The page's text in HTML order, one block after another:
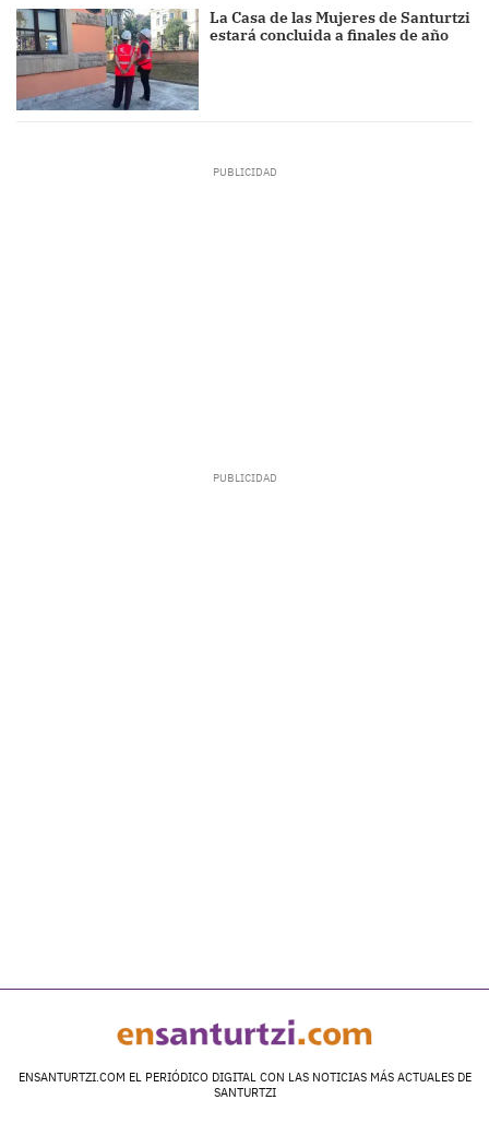
La Casa de las Mujeres de Santurtzi
estará concluida a finales de año
ENSANTURTZI.COM EL PERIÓDICO DIGITAL CON LAS NOTICIAS MÁS ACTUALES DE
SANTURTZI